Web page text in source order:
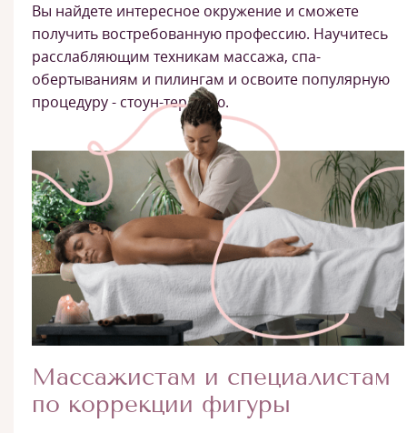
Вы найдете интересное окружение и сможете
получить востребованную профессию. Научитесь
расслабляющим техникам массажа, спа-
обертываниям и пилингам и освоите популярную
процедуру - стоун-терапию.
Массажистам и специалистам
по коррекции фигуры